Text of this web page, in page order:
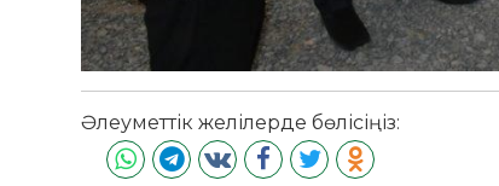
Әлеуметтік желілерде бөлісіңіз: